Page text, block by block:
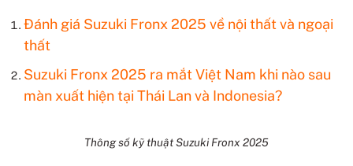
Đánh giá Suzuki Fronx 2025 về nội thất và ngoại
thất
Suzuki Fronx 2025 ra mắt Việt Nam khi nào sau
màn xuất hiện tại Thái Lan và Indonesia?
Thông số kỹ thuật Suzuki Fronx 2025